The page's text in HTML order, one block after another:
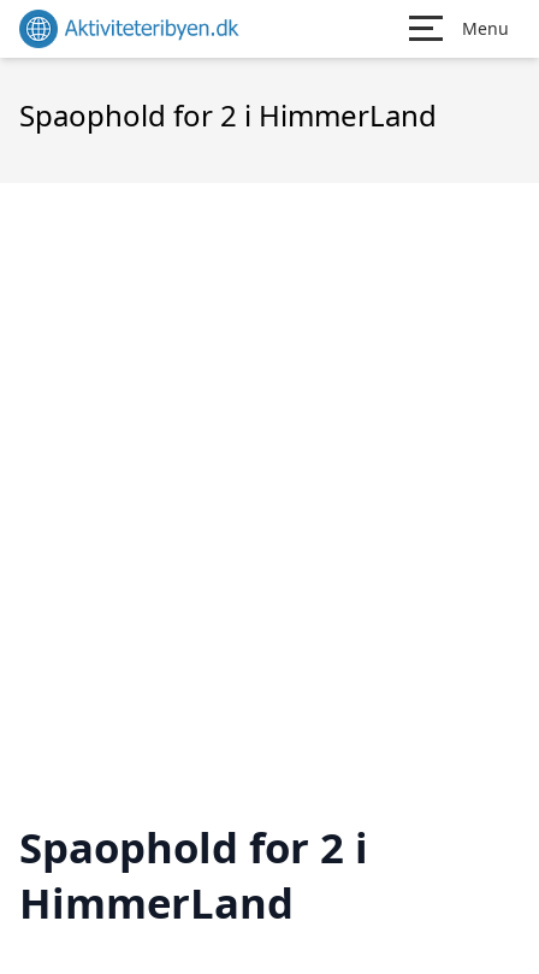
Menu
Spaophold for 2 i HimmerLand
Spaophold for 2 i
HimmerLand